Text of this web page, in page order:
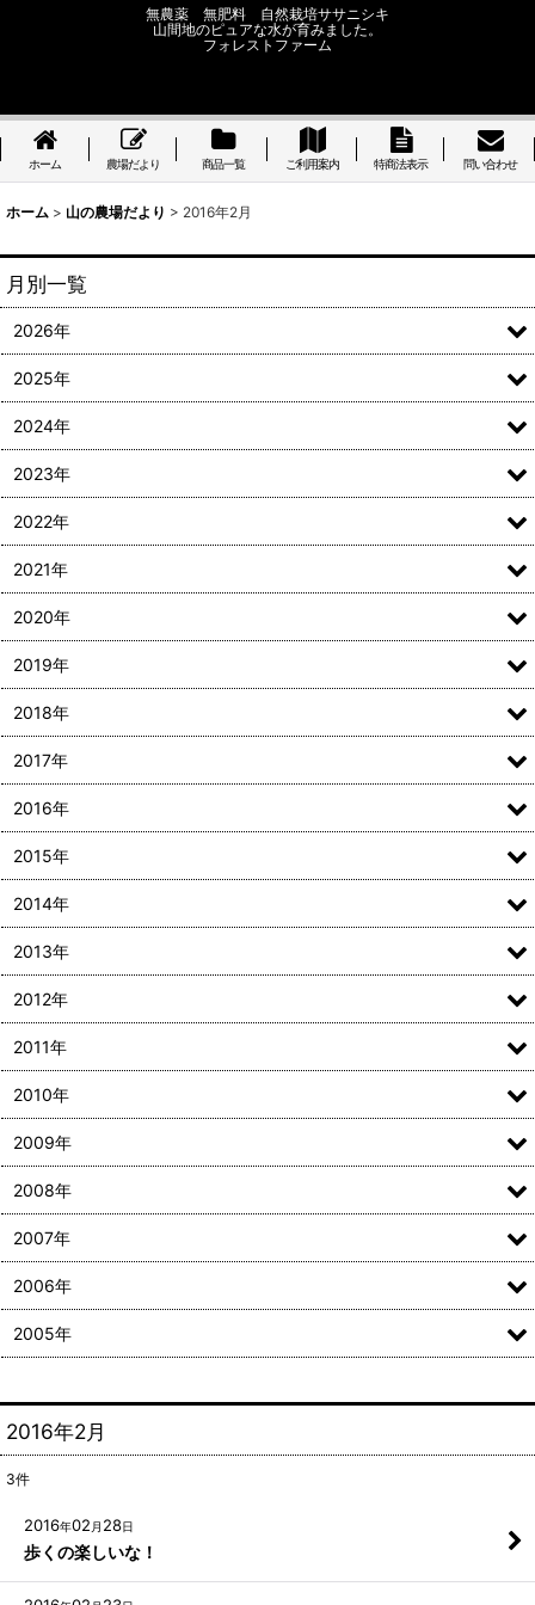
無農薬 無肥料 自然栽培ササニシキ
山間地のピュアな水が育みました。
フォレストファーム
ホーム 農場だより 商品一覧 ご利用案内 特商法表示 問い合わせ
ホーム > 山の農場だより > 2016年2月
2016年2月
3件
2016年02 月 28日
歩くの楽しいな！
月別一覧
2026年
2025年
2024年
2023年
2022年
2021年
2020年
2019年
2018年
2017年
2016年
2015年
2014年
2013年
2012年
2011年
2010年
2009年
2008年
2007年
2006年
2005年